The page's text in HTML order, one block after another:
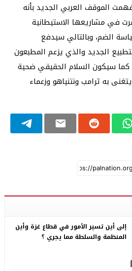
الموقف العربي الجديد بأنه
في مشاريعها الاستيطانية
الضم، وبالتالي سيدفع
الجديد والذي يزعم المطبعون
كما سيكون السلام الحقيقي ضحية
به ترامب ونتنياهو وزعماء
إلى أين تسير الأمور في قطاع غزة وأين
المنظمة والسلطة مما يجري ؟